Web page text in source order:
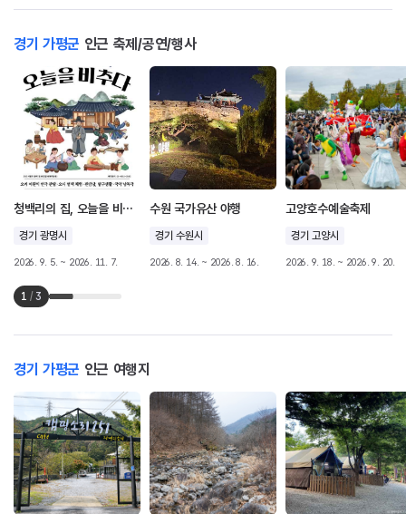
경기 가평군 인근 축제/공연/행사
청백리의 집, 오늘을 비추다
경기 광명시
2026. 9. 5. ~ 2026. 11. 7.
수원 국가유산 야행
경기 수원시
2026. 8. 14. ~ 2026. 8. 16.
고양호수예술축제
경기 고양시
2026. 9. 18. ~ 2026. 9. 20.
1 / 3
경기 가평군 인근 여행지